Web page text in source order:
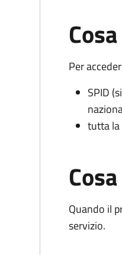
Per
SPID
tutta la
Quando il
servizio.